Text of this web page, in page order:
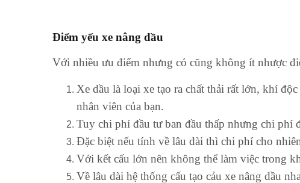
Điểm yếu xe nâng dầu
Với nhiều ưu điểm nhưng có cũng không ít nhược
Xe dầu là loại xe tạo ra chất thải rất lớn, khí
nhân viên của bạn.
Tuy chi phí đầu tư ban đầu thấp nhưng chi phí
Đặc biệt nếu tính về lâu dài thì chi phí cho
Với kết cấu lớn nên không thể làm việc trong
Về lâu dài hệ thống cấu tạo cảu xe nâng dầu